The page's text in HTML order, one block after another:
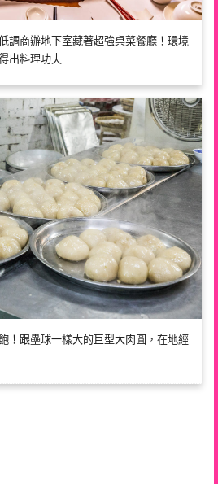
調商辦地下室藏著超強桌菜餐廳！環境
出料理功夫
！跟壘球一樣大的巨型大肉圓，在地經